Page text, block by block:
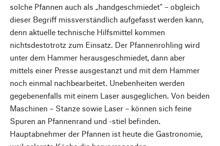
solche Pfannen auch als „handgeschmiedet“ – obgleich
dieser Begriff missverständlich aufgefasst werden kann,
denn aktuelle technische Hilfsmittel kommen
nichtsdestotrotz zum Einsatz. Der Pfannenrohling wird
unter dem Hammer herausgeschmiedet, dann aber
mittels einer Presse ausgestanzt und mit dem Hammer
noch einmal nachbearbeitet. Unebenheiten werden
gegebenenfalls mit einem Laser ausgeglichen. Von beiden
Maschinen – Stanze sowie Laser – können sich feine
Spuren an Pfannenrand und -stiel befinden.
Hauptabnehmer der Pfannen ist heute die Gastronomie,